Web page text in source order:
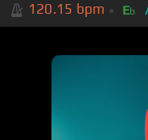
120.15 bpm Eb